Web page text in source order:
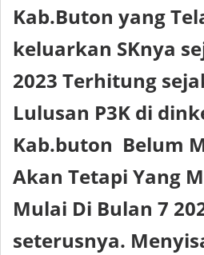
Kab.Buton yang
keluarkan SKnya
2023 Terhitung
Lulusan P3K di
Kab.buton Belum
Akan Tetapi Yang
Mulai Di Bulan 7
seterusnya.